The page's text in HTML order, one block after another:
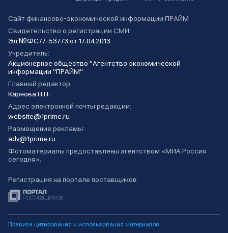
Сайт финансово-экономической информации ПРАЙМ
Свидетельство о регистрации СМИ:
Эл №ФС77-53773 от 17.04.2013
Учредитель:
Акционерное общество "Агентство экономической
информации "ПРАЙМ"
Главный редактор:
Карнова Н.Н.
Адрес электронной почты редакции:
website@1prime.ru
Размещение рекламы:
adv@1prime.ru
Фотоматериалы предоставлены агентством «МИА Россия
сегодня».
Регистрация на портале поставщиков
Правила цитирования и использования материалов